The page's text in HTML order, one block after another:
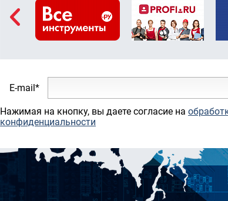
E-mail*
Нажимая на кнопку, вы даете согласие на
конфиденциальности